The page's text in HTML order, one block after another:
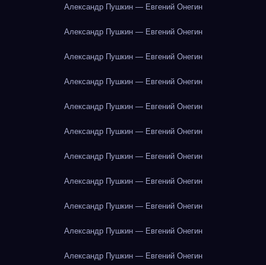
Александр Пушкин — Евгений Онегин
Александр Пушкин — Евгений Онегин
Александр Пушкин — Евгений Онегин
Александр Пушкин — Евгений Онегин
Александр Пушкин — Евгений Онегин
Александр Пушкин — Евгений Онегин
Александр Пушкин — Евгений Онегин
Александр Пушкин — Евгений Онегин
Александр Пушкин — Евгений Онегин
Александр Пушкин — Евгений Онегин
Александр Пушкин — Евгений Онегин